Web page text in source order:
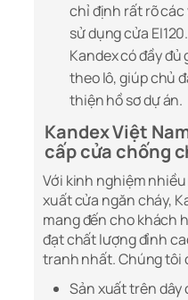
chỉ định rất rõ
sử dụng cửa
Kandex có đầy
theo lô, giúp chủ
thiện hồ sơ dự án.
Kandex Việt
cấp cửa chống
Với kinh nghiệm
xuất cửa ngăn cháy,
mang đến cho khách
đạt chất lượng đỉnh
tranh nhất. Chúng tôi
Sản xuất trên